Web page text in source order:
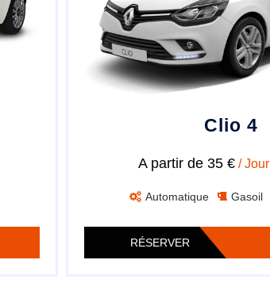
Clio 4
A partir de 35 €/ Jour
Automatique Gasoil
RÉSERVER